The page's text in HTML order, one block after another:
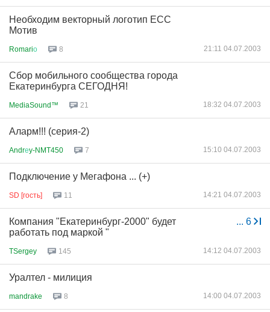
Необходим векторный логотип ЕСС
Мотив
Romariо 8 21:11 04.07.2003
Сбор мобильного сообщества города
Екатеринбурга СЕГОДНЯ!
MediaSound™ 21 18:32 04.07.2003
Аларм!!! (серия-2)
Andrеy-NMT450 7 15:10 04.07.2003
Подключение у Мегафона ... (+)
SD [гость] 11 14:21 04.07.2003
... 6
Компания "Екатеринбург-2000" будет
работать под маркой "
TSergey 145 14:12 04.07.2003
Уралтел - милиция
mandrake 8 14:00 04.07.2003